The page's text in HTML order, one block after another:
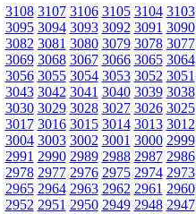
3108 3107 3106 3105 3104 3103
3095 3094 3093 3092 3091 3090
3082 3081 3080 3079 3078 3077
3069 3068 3067 3066 3065 3064
3056 3055 3054 3053 3052 3051
3043 3042 3041 3040 3039 3038
3030 3029 3028 3027 3026 3025
3017 3016 3015 3014 3013 3012
3004 3003 3002 3001 3000 2999
2991 2990 2989 2988 2987 2986
2978 2977 2976 2975 2974 2973
2965 2964 2963 2962 2961 2960
2952 2951 2950 2949 2948 2947